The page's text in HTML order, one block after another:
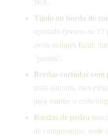
fácil.
Tijolo ou borda de
apertado (menos de 12
ovais maiores ficam
"pontas".
Bordas cortadas com
mais naturais, mas
para manter o corte
Bordas de pedra
de comprimento, onde